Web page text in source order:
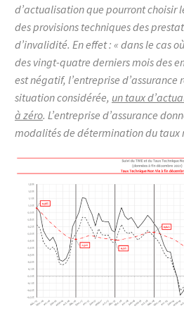
d’actualisation que pourront choisir
des provisions techniques des
d’invalidité. En effet : « dans le cas
des vingt-quatre derniers mois des
est négatif, l’entreprise
situation considérée, un taux
à zéro. L’entreprise d’assurance
modalités de détermination du taux